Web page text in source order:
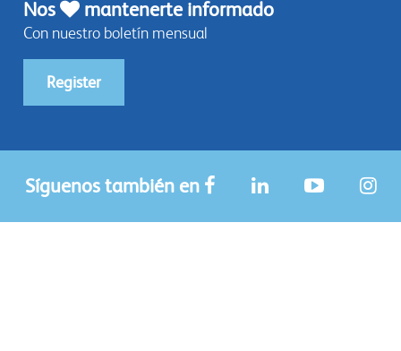
Nos mantenerte informado
Con nuestro boletín mensual
Register
Síguenos también en